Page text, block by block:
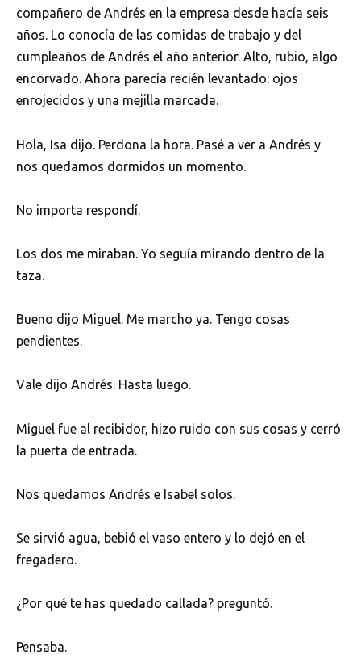
compañero de Andrés en la empresa desde hacía seis
años. Lo conocía de las comidas de trabajo y del
cumpleaños de Andrés el año anterior. Alto, rubio, algo
encorvado. Ahora parecía recién levantado: ojos
enrojecidos y una mejilla marcada.
Hola, Isa dijo. Perdona la hora. Pasé a ver a Andrés y
nos quedamos dormidos un momento.
No importa respondí.
Los dos me miraban. Yo seguía mirando dentro de la
taza.
Bueno dijo Miguel. Me marcho ya. Tengo cosas
pendientes.
Vale dijo Andrés. Hasta luego.
Miguel fue al recibidor, hizo ruido con sus cosas y cerró
la puerta de entrada.
Nos quedamos Andrés e Isabel solos.
Se sirvió agua, bebió el vaso entero y lo dejó en el
fregadero.
¿Por qué te has quedado callada? preguntó.
Pensaba.